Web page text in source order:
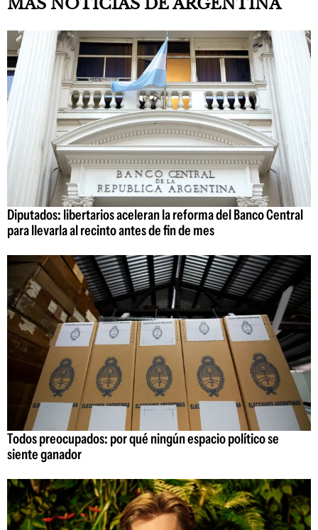
MÁS NOTICIAS DE ARGENTINA
Diputados: libertarios aceleran la reforma del Banco Central
para llevarla al recinto antes de fin de mes
Todos preocupados: por qué ningún espacio político se
siente ganador